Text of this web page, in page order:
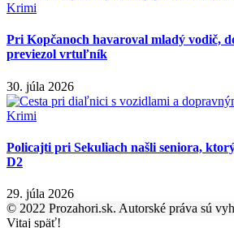
Krimi
Pri Kopčanoch havaroval mladý vodič,
previezol vrtuľník
30. júla 2026
Krimi
Policajti pri Sekuliach našli seniora,
D2
29. júla 2026
© 2022 Prozahori.sk. Autorské práva sú
Vitaj späť!